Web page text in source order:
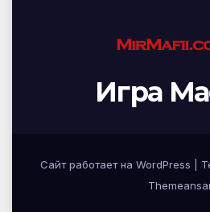
Игра
Сайт работает на WordPress